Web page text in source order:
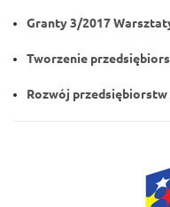
Granty 3/2017
Tworzenie
Rozwój